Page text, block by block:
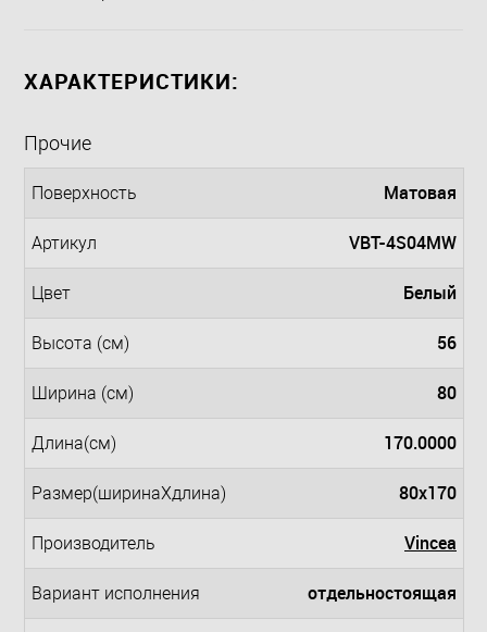
ХАРАКТЕРИСТИКИ:
Прочие
Поверхность Матовая
Артикул VBT-4S04MW
Цвет Белый
Высота (см) 56
Ширина (см) 80
Длина(см) 170.0000
Размер(ширинаXдлина) 80x170
Производитель Vincea
Вариант исполнения отдельностоящая